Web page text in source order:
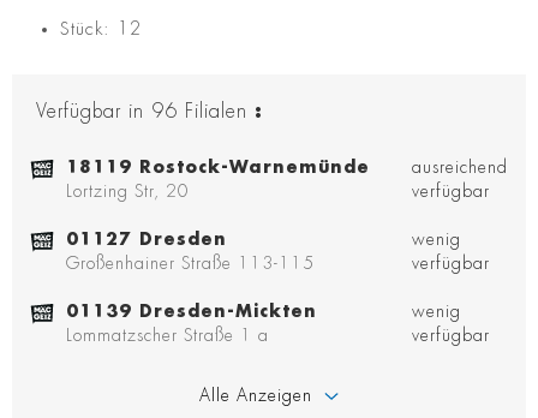
Stück: 12
Verfügbar in 96 Filialen :
18119 Rostock-Warnemünde
Lortzing Str, 20
ausreichend
verfügbar
01127 Dresden
Großenhainer Straße 113-115
wenig
verfügbar
01139 Dresden-Mickten
Lommatzscher Straße 1 a
wenig
verfügbar
Alle Anzeigen